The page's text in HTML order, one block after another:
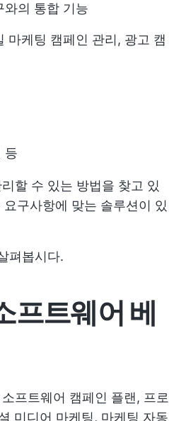
와의 통합 기능
마케팅 캠페인 관리, 광고 캠
등
할 수 있는 방법을 찾고 있
구사항에 맞는 솔루션이 있
펴봅시다.
프트웨어 베
프트웨어 캠페인 플랜, 프로
미디어 마케팅, 마케팅 자동